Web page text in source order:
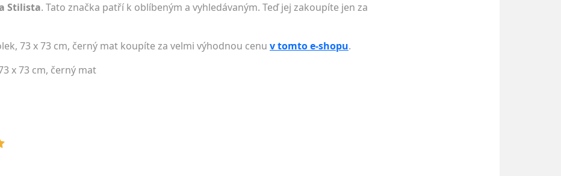
Stilista. Tato značka patří k oblíbeným a vyhledávaným. Teď jej zakoupíte jen za
73 x 73 cm, černý mat koupíte za velmi výhodnou cenu v tomto e-shopu.
x 73 cm, černý mat